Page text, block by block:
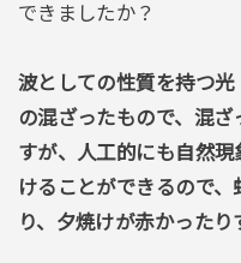
できましたか？
波としての性質を持つ光
の混ざったもので、混
すが、人工的にも自然
けることができるので
り、夕焼けが赤かったり